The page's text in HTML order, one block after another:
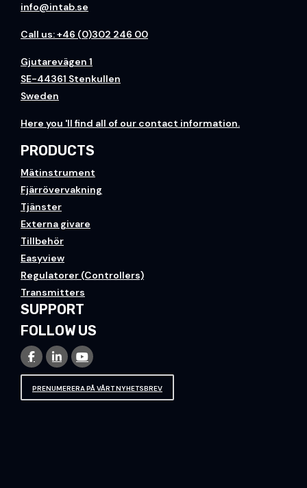
info@intab.se
Call us: +46 (0)302 246 00
Gjutarevägen 1
SE-44361 Stenkullen
Sweden
Here you 'll find all of our contact information.
PRODUCTS
Mätinstrument
Fjärrövervakning
Tjänster
Externa givare
Tillbehör
Easyview
Regulatorer (Controllers)
Transmitters
SUPPORT
FOLLOW US
PRENUMERERA PÅ VÅRT NYHETSBREV